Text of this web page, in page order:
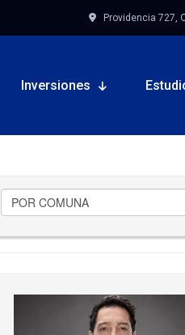
Providencia 727,
Inversiones